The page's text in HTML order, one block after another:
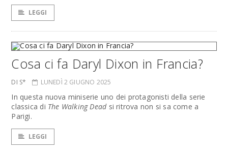
LEGGI
Cosa ci fa Daryl Dixon in Francia?
DI S* LUNEDÌ 2 GIUGNO 2025
In questa nuova miniserie uno dei protagonisti della serie
classica di The Walking Deadsi ritrova non si sa come a
Parigi.
LEGGI